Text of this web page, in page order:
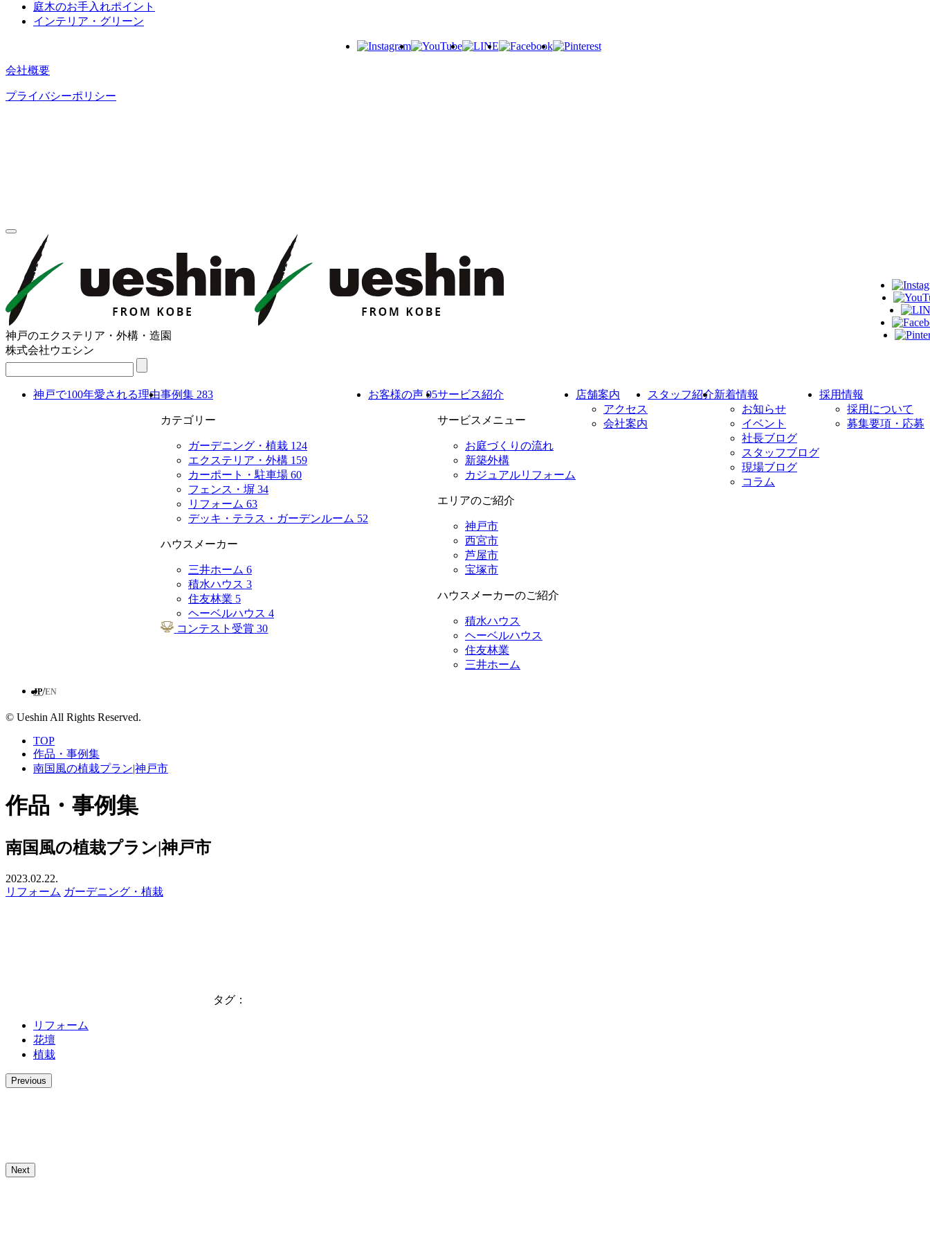
庭⽊のお⼿⼊れポイント
インテリア・グリーン
会社概要
プライバシーポリシー
神戸のエクステリア・外構・造園
株式会社ウエシン
神戸で100年愛される理由事例集 283
カテゴリー
ガーデニング・植栽 124
エクステリア・外構 159
カーポート・駐車場 60
フェンス・塀 34
リフォーム 63
デッキ・テラス・ガーデンルーム 52
ハウスメーカー
三井ホーム 6
積水ハウス 3
住友林業 5
ヘーベルハウス 4
コンテスト受賞 30
お客様の声 95サービス紹介
サービスメニュー
お庭づくりの流れ
新築外構
カジュアルリフォーム
エリアのご紹介
神戸市
西宮市
芦屋市
宝塚市
ハウスメーカーのご紹介
積水ハウス
ヘーベルハウス
住友林業
三井ホーム
店舗案内
アクセス
会社案内
スタッフ紹介新着情報
お知らせ
イベント
社長ブログ
スタッフブログ
現場ブログ
コラム
採用情報
採用について
募集要項・応募
JP/EN
© Ueshin All Rights Reserved.
TOP
作品・事例集
南国風の植栽プラン|神戸市
作品・事例集
南国風の植栽プラン|神戸市
2023.02.22.
リフォーム ガーデニング・植栽
タグ：
リフォーム
花壇
植栽
Previous
Next